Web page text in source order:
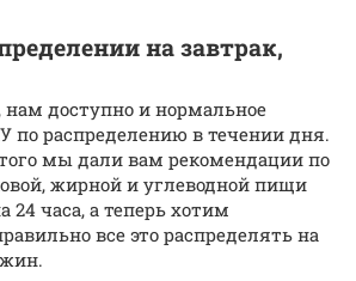
на завтрак,
нам доступно и нормальное
по распределению в течении дня.
мы дали вам рекомендации по
жирной и углеводной пищи
24 часа, а теперь хотим
все это распределять на